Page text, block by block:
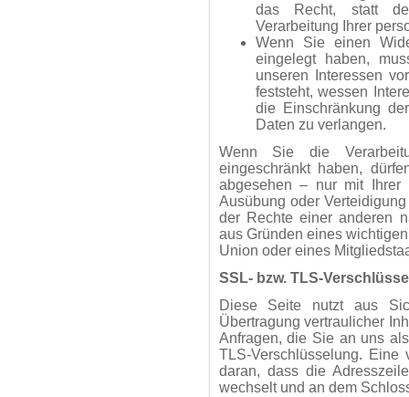
das Recht, statt
Verarbeitung Ihrer
Wenn Sie einen
eingelegt haben,
unseren Interessen
feststeht, wessen
die Einschränkung
Daten zu verlangen.
Wenn Sie die
eingeschränkt haben,
abgesehen – nur mit Ihrer
Ausübung oder
der Rechte einer anderen
aus Gründen eines
Union oder eines
SSL- bzw. TLS-
Diese Seite nutzt aus
Übertragung vertraulicher
Anfragen, die Sie an uns
TLS-Verschlüsselung. Eine
daran, dass die
wechselt und an dem